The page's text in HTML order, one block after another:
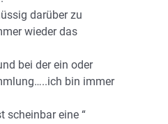
darüber zu
wieder das
bei der ein oder
bin immer
scheinbar eine “